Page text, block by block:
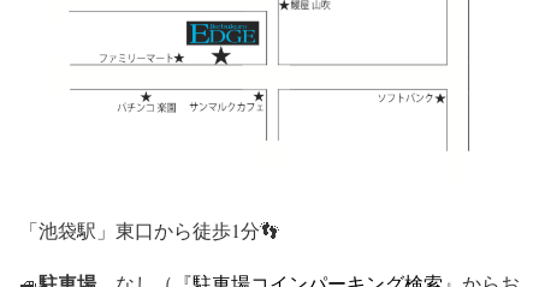
「池袋駅」東口から徒歩1分👣